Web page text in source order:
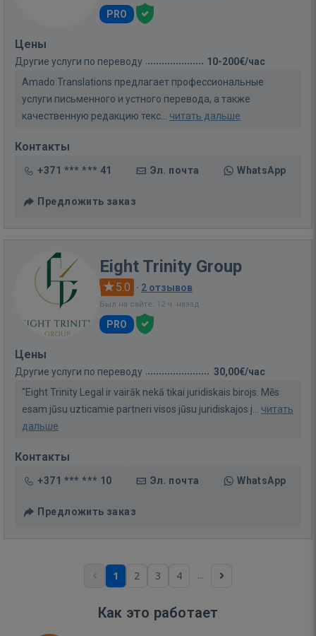
PRO
Цены
Другие услуги по переводу
10-200€/час
Amado Translations предлагает профессиональные
услуги письменного и устного перевода, а также
качественную редакцию текс... читать дальше
Контакты
+371 *** *** 41 Эл. почта WhatsApp
Предложить заказ
Eight Trinity Group
5.0 · 2 отзывов
Был на сайте: 12 ч. назад
PRO
Цены
Другие услуги по переводу
30,00€/час
"Eight Trinity Legal ir vairāk nekā tikai juridiskais birojs. Mēs
esam jūsu uzticamie partneri visos jūsu juridiskajos j... читать
дальше
Контакты
+371 *** *** 10 Эл. почта WhatsApp
Предложить заказ
1 2 3 4 ...
Как это работает